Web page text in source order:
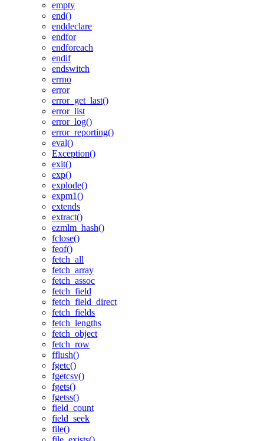
empty
end()
enddeclare
endfor
endforeach
endif
endswitch
errno
error
error_get_last()
error_list
error_log()
error_reporting()
eval()
Exception()
exit()
exp()
explode()
expm1()
extends
extract()
ezmlm_hash()
fclose()
feof()
fetch_all
fetch_array
fetch_assoc
fetch_field
fetch_field_direct
fetch_fields
fetch_lengths
fetch_object
fetch_row
fflush()
fgetc()
fgetcsv()
fgets()
fgetss()
field_count
field_seek
file()